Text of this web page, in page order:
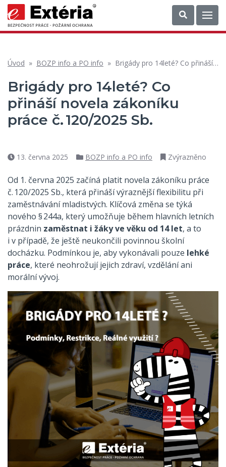
Úvod » BOZP info a PO info » Brigády pro 14leté? Co přináší novela zákoníku práce č. 120/2025 Sb.
Brigády pro 14leté? Co
přináší novela zákoníku
práce č. 120/2025 Sb.
Datum
13. června 2025 Rubriky
BOZP info a PO info Zvýrazněno
Od 1. června 2025 začíná platit novela zákoníku práce
č. 120/2025 Sb., která přináší výraznější flexibilitu při
zaměstnávání mladistvých. Klíčová změna se týká
nového § 244a, který umožňuje během hlavních letních
prázdnin zaměstnat i žáky ve věku od 14 let, a to
i v případě, že ještě neukončili povinnou školní
docházku. Podmínkou je, aby vykonávali pouze lehké
práce, které neohrožují jejich zdraví, vzdělání ani
morální vývoj.